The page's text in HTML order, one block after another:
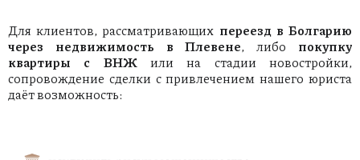
Для клиентов, рассматривающих переезд в Болгарию
через недвижимость в Плевене, либо покупку
квартиры с ВНЖили на стадии новостройки,
сопровождение сделки с привлечением нашего юриста
даёт возможность: